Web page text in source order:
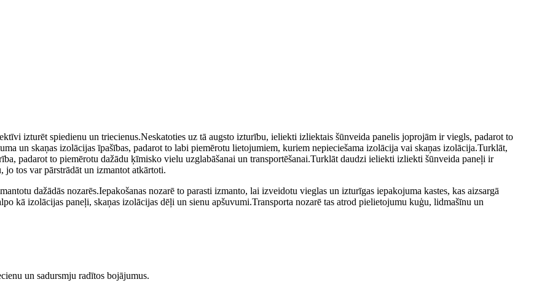
izturēt spiedienu un triecienus.Neskatoties uz tā augsto izturību, ieliekti izliektais šūnveida panelis joprojām ir viegls, padarot to
un skaņas izolācijas īpašības, padarot to labi piemērotu lietojumiem, kuriem nepieciešama izolācija vai skaņas izolācija.Turklāt,
padarot to piemērotu dažādu ķīmisko vielu uzglabāšanai un transportēšanai.Turklāt daudzi ieliekti izliekti šūnveida paneļi ir
tos var pārstrādāt un izmantot atkārtoti.
dažādās nozarēs.Iepakošanas nozarē to parasti izmanto, lai izveidotu vieglas un izturīgas iepakojuma kastes, kas aizsargā
kā izolācijas paneļi, skaņas izolācijas dēļi un sienu apšuvumi.Transporta nozarē tas atrod pielietojumu kuģu, lidmašīnu un
un sadursmju radītos bojājumus.